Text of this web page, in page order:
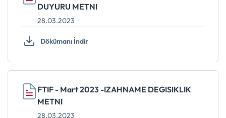
DUYURU METNI
28.03.2023
Dökümanı İndir
FTIF - Mart 2023 -IZAHNAME DEGISIKLIK
METNI
28.03.2023